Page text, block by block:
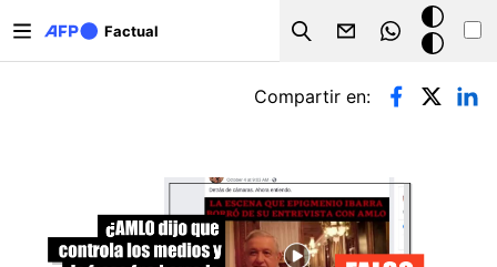
Factual
Search
Modo
oscuro
Solapas principales
Compartir en: